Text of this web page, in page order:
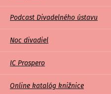
Podcast Divadelného ústavu
Noc divadiel
IC Prospero
Online katalóg knižnice